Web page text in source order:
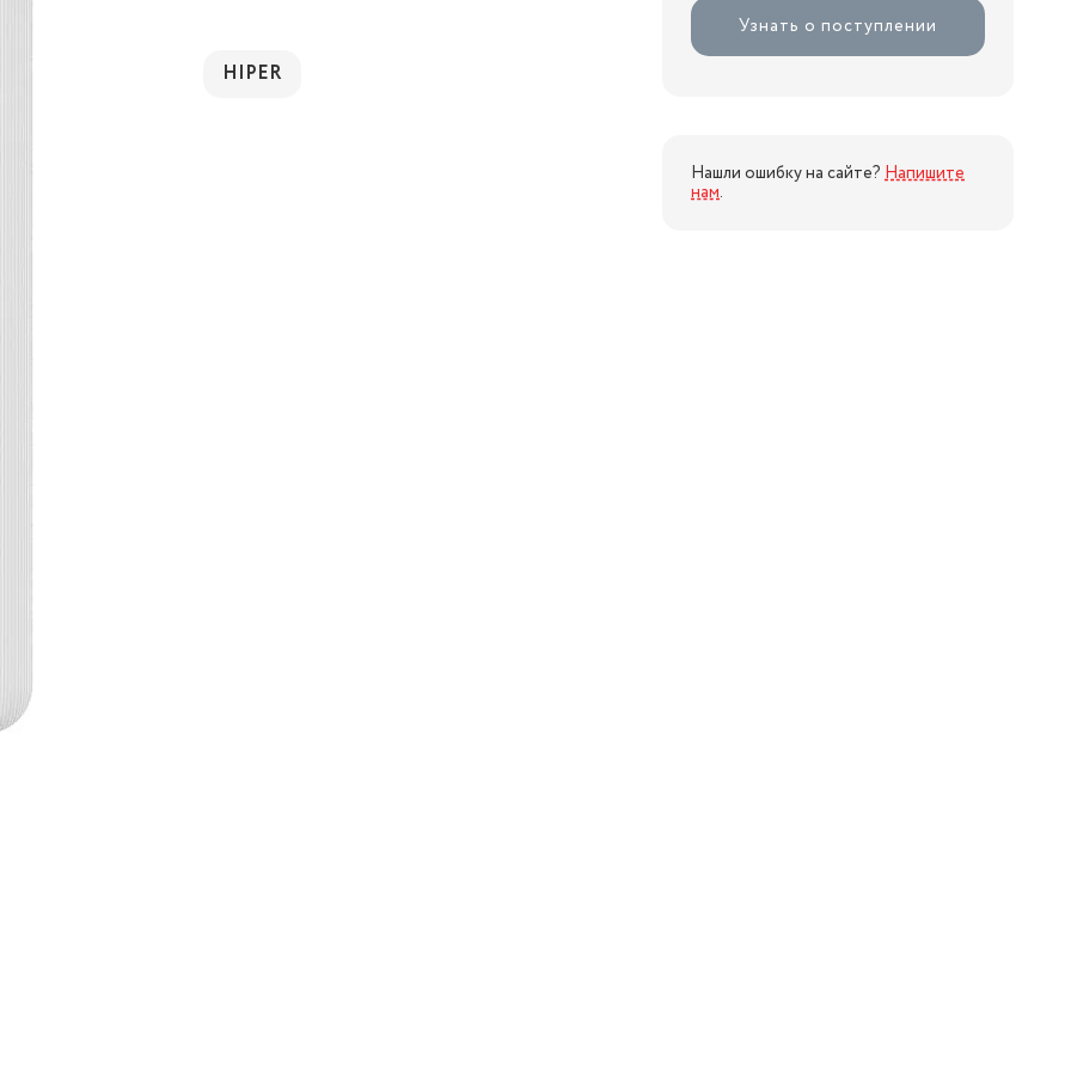
HIPER
Узнать о поступлении
Нашли ошибку на сайте? Напишите
нам.